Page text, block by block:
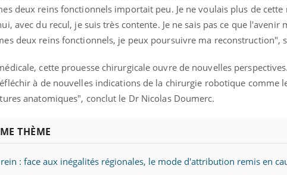
deux reins fonctionnels importait peu. Je ne voulais plus de
avec du recul, je suis très contente. Je ne sais pas ce que l'avenir
deux reins fonctionnels, je peux poursuivre ma reconstruction",
cette prouesse chirurgicale ouvre de nouvelles
à de nouvelles indications de la chirurgie robotique comme
anatomiques", conclut le Dr Nicolas Doumerc.
THÈME
: face aux inégalités régionales, le mode d'attribution remis en